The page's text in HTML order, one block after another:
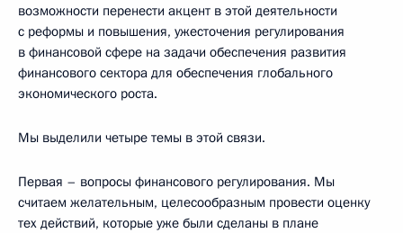
возможности перенести акцент в этой деятельности
с реформы и повышения, ужесточения регулирования
в финансовой сфере на задачи обеспечения развития
финансового сектора для обеспечения глобального
экономического роста.
Мы выделили четыре темы в этой связи.
Первая – вопросы финансового регулирования. Мы
считаем желательным, целесообразным провести оценку
тех действий, которые уже были сделаны в плане